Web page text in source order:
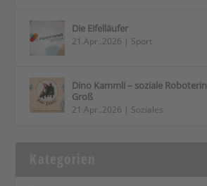
Die Eifelläufer
21.Apr..2026 | Sport
Dino Kammli – soziale
Groß
21.Apr..2026 | Soziales